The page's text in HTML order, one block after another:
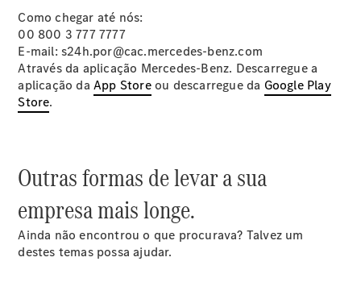
Marco Polo
Configurador
Classe V
Classe V
Configurador
eSprinter
Como chegar até nós:
00 800 3 7777777
E-mail: s24h.por@cac.mercedes-benz.com
Através da aplicação Mercedes-Benz. Descarregue a
aplicação daApp Storeou descarregue da Google Play
Store.
Outras formas de levar a sua
empresa mais longe.
Ainda não encontrou o que procurava? Talvez um
destes temas possa ajudar.